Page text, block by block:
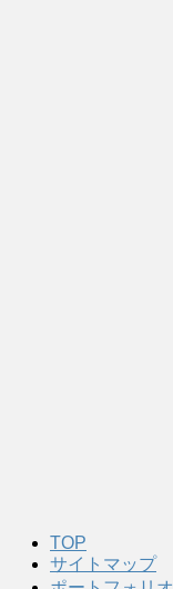
TOP
サイトマップ